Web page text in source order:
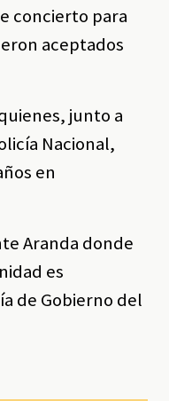
concierto para
aceptados
junto a
Nacional,
en
Aranda donde
es
de Gobierno del